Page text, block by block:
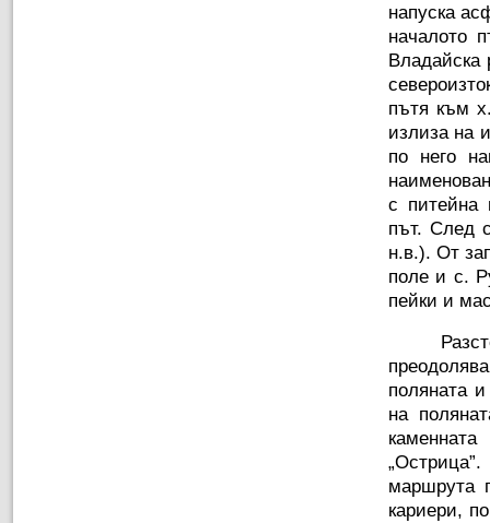
напуска
началото
Владайска
пътя към
излиза на
по него
с питейна
път. След
н.в.). От
поле и с.
пейки и
поляната
на
маршрута
кариери,